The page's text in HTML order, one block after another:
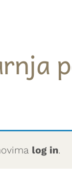
log in.